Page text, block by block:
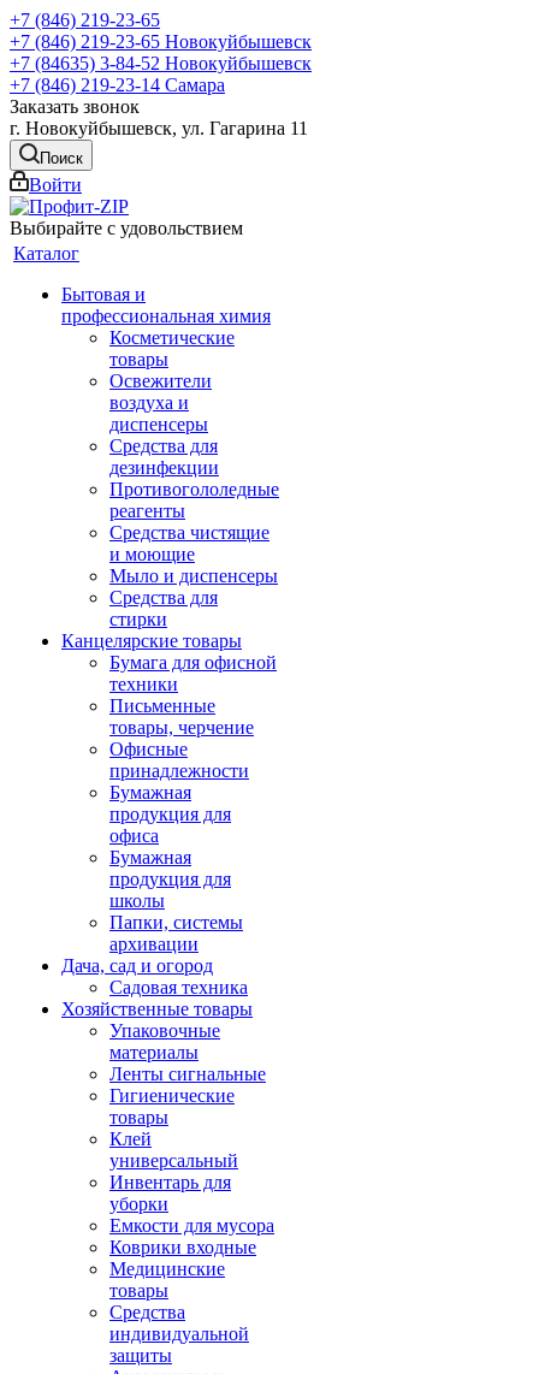
+7 (846) 219-23-65
+7 (846) 219-23-65 Новокуйбышевск
+7 (84635) 3-84-52 Новокуйбышевск
+7 (846) 219-23-14 Самара
Заказать звонок
г. Новокуйбышевск, ул. Гагарина 11
Поиск
Войти
Выбирайте с удовольствием
Каталог
Бытовая и
профессиональная химия
Косметические
товары
Освежители
воздуха и
диспенсеры
Средства для
дезинфекции
Противогололедные
реагенты
Средства чистящие
и моющие
Мыло и диспенсеры
Средства для
стирки
Канцелярские товары
Бумага для офисной
техники
Письменные
товары, черчение
Офисные
принадлежности
Бумажная
продукция для
офиса
Бумажная
продукция для
школы
Папки, системы
архивации
Дача, сад и огород
Садовая техника
Хозяйственные товары
Упаковочные
материалы
Ленты сигнальные
Гигиенические
товары
Клей
универсальный
Инвентарь для
уборки
Емкости для мусора
Коврики входные
Медицинские
товары
Средства
индивидуальной
защиты